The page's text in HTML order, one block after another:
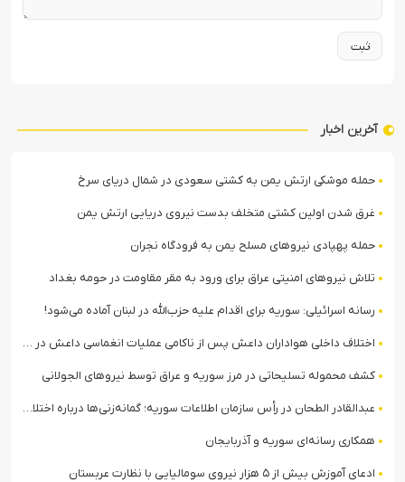
آخرین اخبار
حمله موشکی ارتش یمن به کشتی سعودی در شمال دریای سرخ
غرق شدن اولین کشتی متخلف بدست نیروی دریایی ارتش یمن
حمله پهپادی نیروهای مسلح یمن به فرودگاه نجران
تلاش نیروهای امنیتی عراق برای ورود به مقر مقاومت در حومه بغداد
رسانه اسرائیلی: سوریه برای اقدام علیه حزب‌الله در لبنان آماده می‌شود!
اختلاف داخلی هواداران داعش پس از ناکامی عملیات انغماسی داعش در رقه
کشف محموله تسلیحاتی در مرز سوریه و عراق توسط نیروهای الجولانی
عبدالقادر الطحان در رأس سازمان اطلاعات سوریه؛ گمانه‌زنی‌ها درباره اختلافات در ساختار امنیتی
همکاری رسانه‌ای سوریه و آذربایجان
ادعای آموزش بیش از ۵ هزار نیروی سومالیایی با نظارت عربستان